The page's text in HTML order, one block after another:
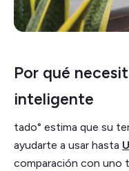
Por qué
inteligente
tado° estima que su
ayudarte a usar hasta
comparación con uno